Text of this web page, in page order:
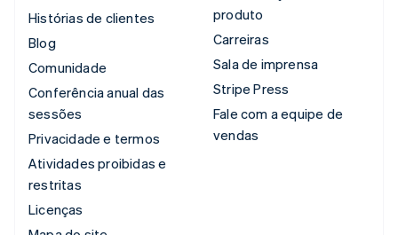
Histórias de clientes
Blog
Comunidade
Conferência anual das
sessões
Privacidade e termos
Atividades proibidas e
restritas
Licenças
produto
Carreiras
Sala de imprensa
Stripe Press
Fale com a equipe de
vendas